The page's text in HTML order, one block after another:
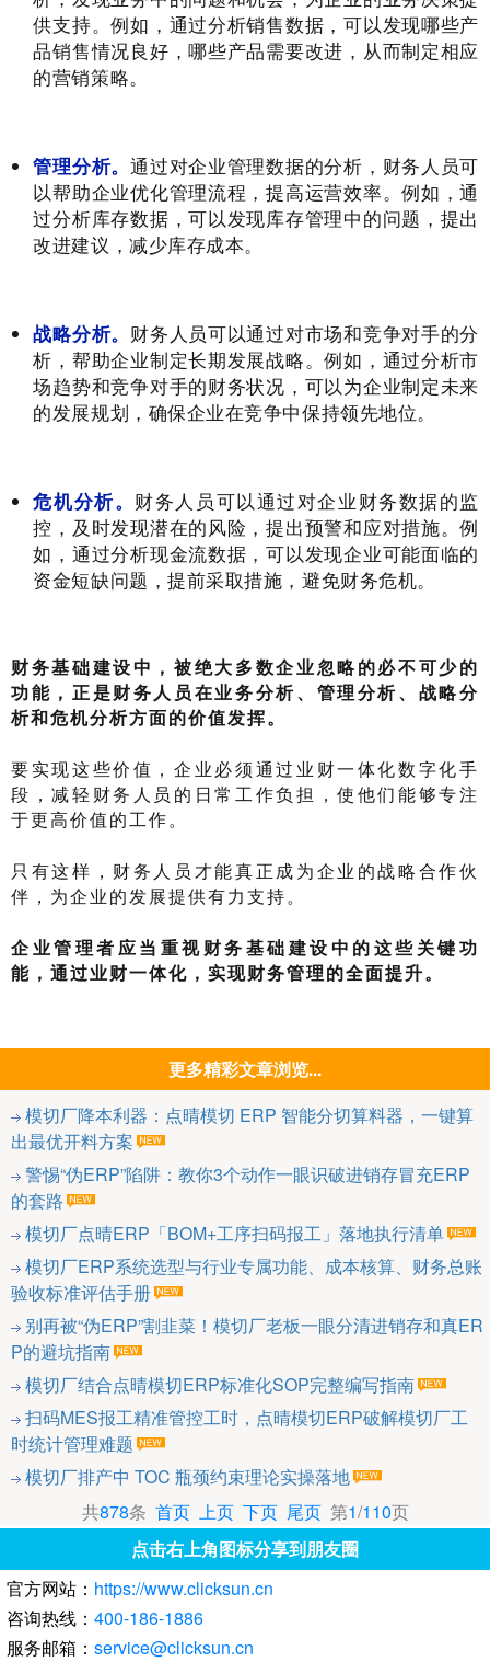
供支持。例如，通过分析销售数据，可以发现哪些产
品销售情况良好，哪些产品需要改进，从而制定相应
的营销策略。
管理分析。通过对企业管理数据的分析，财务人员可
以帮助企业优化管理流程，提高运营效率。例如，通
过分析库存数据，可以发现库存管理中的问题，提出
改进建议，减少库存成本。
战略分析。 财务人员可以通过对市场和竞争对手的分
析，帮助企业制定长期发展战略。例如，通过分析市
场趋势和竞争对手的财务状况，可以为企业制定未来
的发展规划，确保企业在竞争中保持领先地位。
危机分析。 财务人员可以通过对企业财务数据的监
控，及时发现潜在的风险，提出预警和应对措施。例
如，通过分析现金流数据，可以发现企业可能面临的
资金短缺问题，提前采取措施，避免财务危机。
财务基础建设中，被绝大多数企业忽略的必不可少的
功能，正是财务人员在业务分析、管理分析、战略分
析和危机分析方面的价值发挥。
要实现这些价值，企业必须通过业财一体化数字化手
段，减轻财务人员的日常工作负担，使他们能够专注
于更高价值的工作。
只有这样，财务人员才能真正成为企业的战略合作伙
伴，为企业的发展提供有力支持。
企业管理者应当重视财务基础建设中的这些关键功
能，通过业财一体化，实现财务管理的全面提升。
更多精彩文章浏览...
模切厂降本利器：点晴模切 ERP 智能分切算料器，一键算
出最优开料方案
警惕“伪ERP”陷阱：教你3个动作一眼识破进销存冒充ERP
的套路
模切厂点晴ERP「BOM+工序扫码报工」落地执行清单
模切厂ERP系统选型与行业专属功能、成本核算、财务总账
验收标准评估手册
别再被“伪ERP”割韭菜！模切厂老板一眼分清进销存和真ER
P的避坑指南
模切厂结合点晴模切ERP标准化SOP完整编写指南
扫码MES报工精准管控工时，点晴模切ERP破解模切厂工
时统计管理难题
模切厂排产中 TOC 瓶颈约束理论实操落地
共878条 首页 上页 下页 尾页第1/110页
点击右上角图标分享到朋友圈
官方网站： https://www.clicksun.cn
咨询热线： 400-186-1886
服务邮箱： service@clicksun.cn